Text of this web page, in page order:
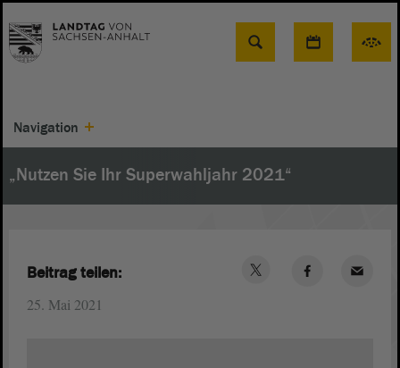
Suche
Navigation
„Nutzen Sie Ihr Superwahljahr 2021“
25. Mai 2021
Beitrag teilen: